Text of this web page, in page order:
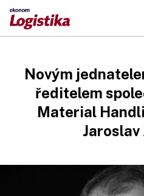
Novým
ředitelem
Material
Jaroslav